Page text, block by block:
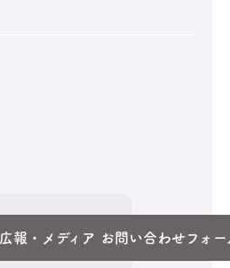
広報・メディア お問い合わせフォー